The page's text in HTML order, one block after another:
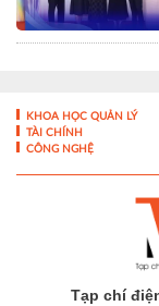
KHOA HỌC QUẢN LÝ
TÀI CHÍNH
CÔNG NGHỆ
Tạp chí